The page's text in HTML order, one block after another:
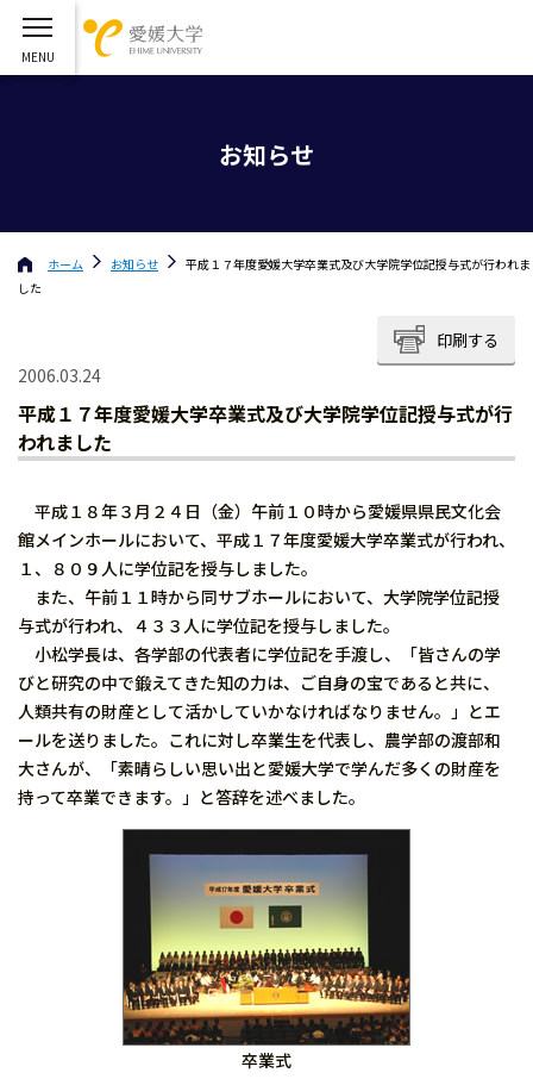
お知らせ
ホーム お知らせ
平成１７年度愛媛大学卒業式及び大学院学位記授与式が行われま
した
印刷する
2006.03.24
平成１７年度愛媛大学卒業式及び大学院学位記授与式が行
われました
平成１８年３月２４日（金）午前１０時から愛媛県県民文化会
館メインホールにおいて、平成１７年度愛媛大学卒業式が行われ、
１、８０９人に学位記を授与しました。
また、午前１１時から同サブホールにおいて、大学院学位記授
与式が行われ、４３３人に学位記を授与しました。
小松学長は、各学部の代表者に学位記を手渡し、「皆さんの学
びと研究の中で鍛えてきた知の力は、ご自身の宝であると共に、
人類共有の財産として活かしていかなければなりません。」とエ
ールを送りました。これに対し卒業生を代表し、農学部の渡部和
大さんが、「素晴らしい思い出と愛媛大学で学んだ多くの財産を
持って卒業できます。」と答辞を述べました。
卒業式